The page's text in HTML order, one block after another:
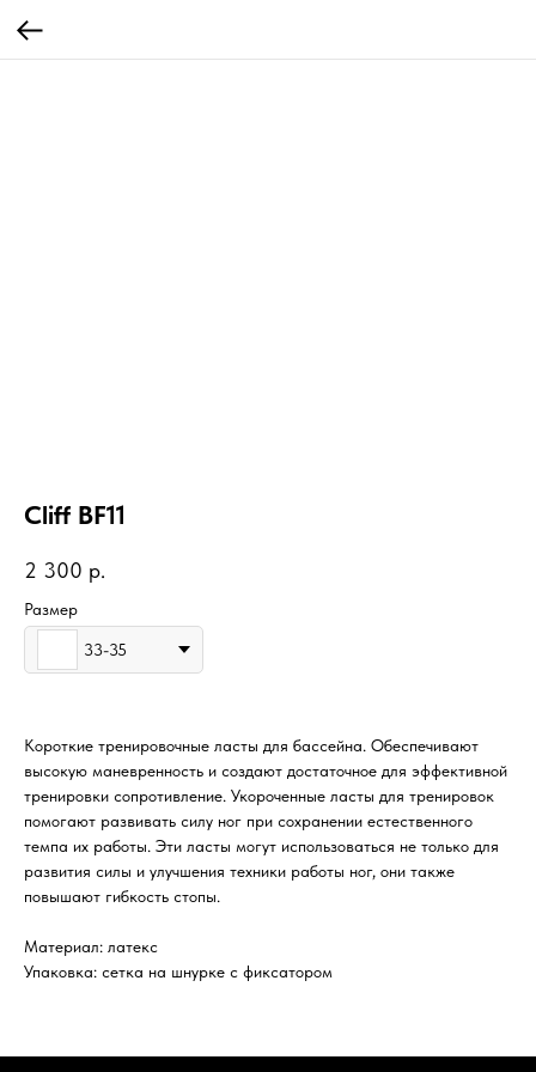
Cliff BF11
2 300 р.
Размер
33-35
Короткие тренировочные ласты для бассейна. Обеспечивают
высокую маневренность и создают достаточное для эффективной
тренировки сопротивление. Укороченные ласты для тренировок
помогают развивать силу ног при сохранении естественного
темпа их работы. Эти ласты могут использоваться не только для
развития силы и улучшения техники работы ног, они также
повышают гибкость стопы.
Материал: латекс
Упаковка: сетка на шнурке с фиксатором